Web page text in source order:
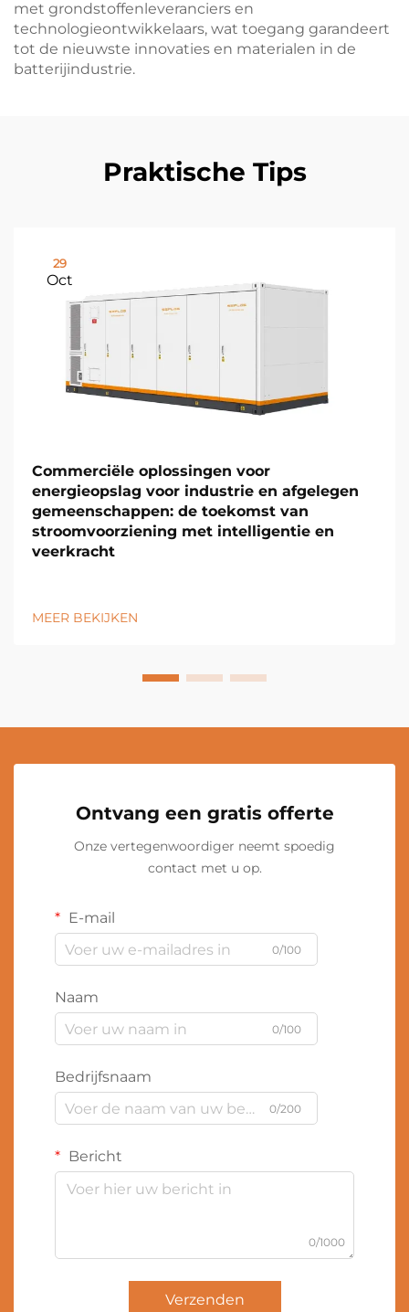
met grondstoffenleveranciers en
technologieontwikkelaars, wat toegang garandeert
tot de nieuwste innovaties en materialen in de
batterijindustrie.
Praktische Tips
29
Oct
Commerciële oplossingen voor
energieopslag voor industrie en afgelegen
gemeenschappen: de toekomst van
stroomvoorziening met intelligentie en
veerkracht
MEER BEKIJKEN
Ontvang een gratis offerte
Onze vertegenwoordiger neemt spoedig
contact met u op.
E-mail
0/100
Naam
0/100
Bedrijfsnaam
0/200
Bericht
0/1000
Verzenden